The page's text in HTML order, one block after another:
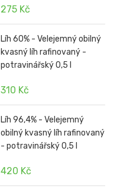
275 Kč
Líh 60% - Velejemný obilný
kvasný líh rafinovaný -
potravinářský 0,5 l
310 Kč
Líh 96,4% - Velejemný
obilný kvasný líh rafinovaný
- potravinářský 0,5 l
420 Kč